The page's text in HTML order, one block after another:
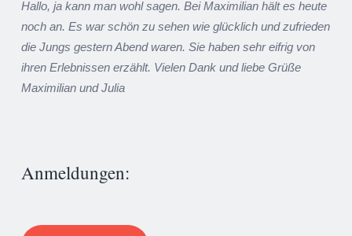
Hallo, ja kann man wohl sagen. Bei Maximilian hält es heute
noch an. Es war schön zu sehen wie glücklich und zufrieden
die Jungs gestern Abend waren. Sie haben sehr eifrig von
ihren Erlebnissen erzählt. Vielen Dank und liebe Grüße
Maximilian und Julia
Anmeldungen: